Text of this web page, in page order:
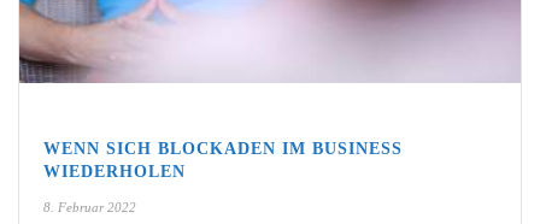
WENN SICH BLOCKADEN IM BUSINESS
WIEDERHOLEN
8. Februar 2022